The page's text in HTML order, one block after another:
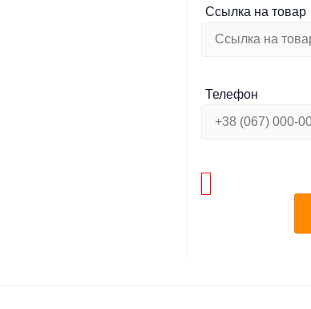
Ссылка на товар
Телефон